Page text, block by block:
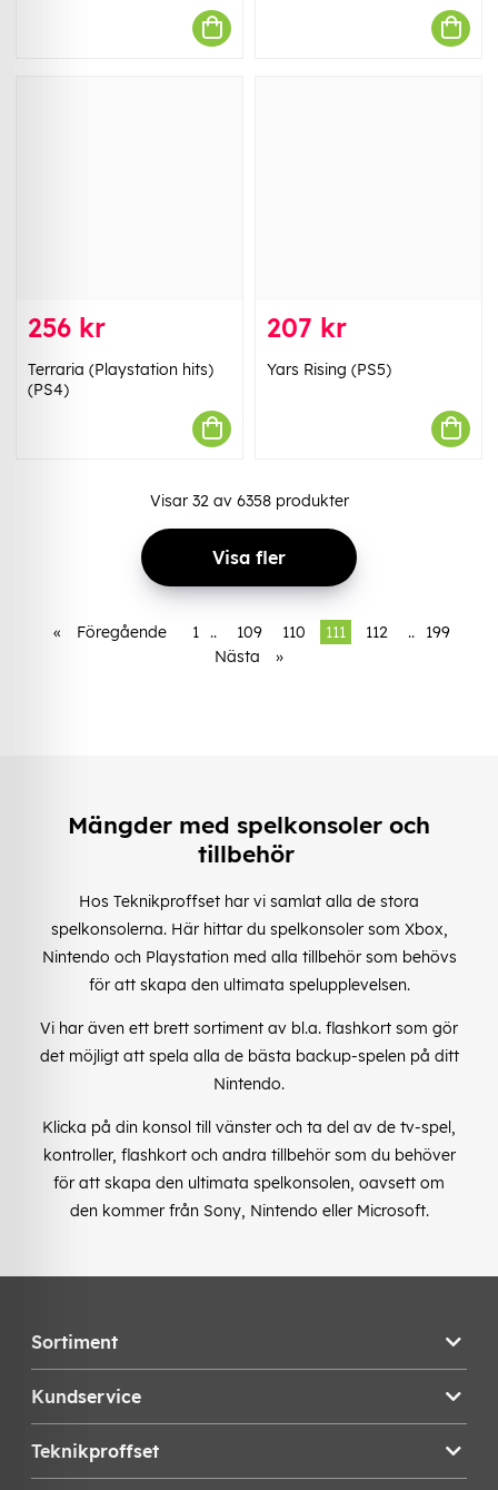
256 kr
Terraria (Playstation hits)
(PS4)
207 kr
Yars Rising (PS5)
Visar 32av 6358produkter
Visa fler
« Föregående 1 .. 109 110 111 112 ..
199
Nästa
»
Mängder med spelkonsoler och
tillbehör
Hos Teknikproffset har vi samlat alla de stora
spelkonsolerna. Här hittar du spelkonsoler som Xbox,
Nintendo och Playstation med alla tillbehör som behövs
för att skapa den ultimata spelupplevelsen.
Vi har även ett brett sortiment av bl.a. flashkort som gör
det möjligt att spela alla de bästa backup-spelen på ditt
Nintendo.
Klicka på din konsol till vänster och ta del av de tv-spel,
kontroller, flashkort och andra tillbehör som du behöver
för att skapa den ultimata spelkonsolen, oavsett om
den kommer från Sony, Nintendo eller Microsoft.
Sortiment
Kundservice
Teknikproffset